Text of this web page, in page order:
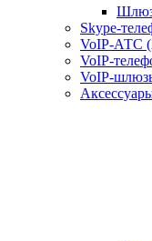
Skype-
VoIP-АТС
VoIP-
VoIP-